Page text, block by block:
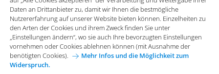
Impressum Datenschutz
Allgemeine Einkaufsbedingungen
Karriere bei Arvato Systems Kontakt
Daten an Drittanbieter zu, damit wir Ihnen die bestmögliche
Nutzererfahrung auf unserer Website bieten können. Einzelheiten zu
den Arten der Cookies und ihrem Zweck finden Sie unter
„Einstellungen ändern“, wo sie auch Ihre bevorzugten Einstellungen
vornehmen oder Cookies ablehnen können (mit Ausnahme der
benötigten Cookies).
Mehr Infos und die Möglichkeit zum
Widerspruch.
Widerspruch.
Funktionale Cookies
Diese Cookies sind essenziell wichtig für die einwandfreie
Funktion der Website.
Analytische Cookies